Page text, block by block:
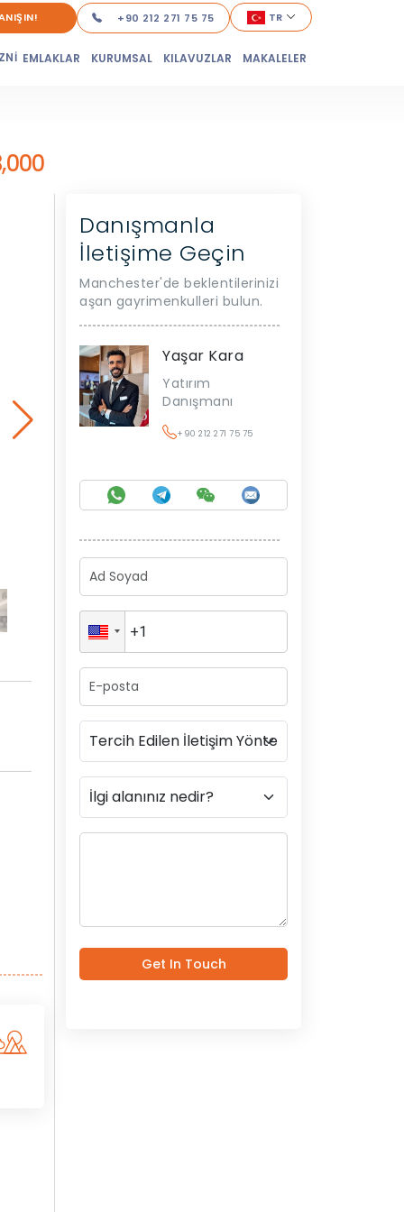
+90 212 271 75 75 TR
EMLAKLAR KURUMSAL KILAVUZLAR MAKALELER
Danışmanla
İletişime Geçin
Manchester'de beklentilerinizi
aşan gayrimenkulleri bulun.
Yaşar Kara
Yatırım
Danışmanı
+90 212 271 75 75
Get In Touch